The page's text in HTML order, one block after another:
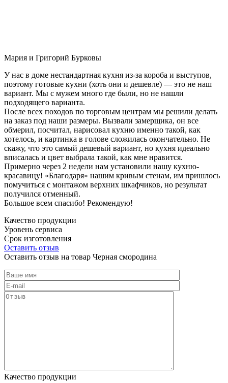
Мария и Григорий Бурковы
У нас в доме нестандартная кухня из-за короба и выступов,
поэтому готовые кухни (хоть они и дешевле) — это не наш
вариант. Мы с мужем много где были, но не нашли
подходящего варианта.
После всех походов по торговым центрам мы решили делать
на заказ под наши размеры. Вызвали замерщика, он все
обмерил, посчитал, нарисовал кухню именно такой, как
хотелось, и картинка в голове сложилась окончательно. Не
скажу, что это самый дешевый вариант, но кухня идеально
вписалась и цвет выбрала такой, как мне нравится.
Примерно через 2 недели нам установили нашу кухню-
красавицу! «Благодаря» нашим кривым стенам, им пришлось
помучиться с монтажом верхних шкафчиков, но результат
получился отменный.
Большое всем спасибо! Рекомендую!
Качество продукции
Уровень сервиса
Срок изготовления
Оставить отзыв
Оставить отзыв на товар Черная смородина
Качество продукции